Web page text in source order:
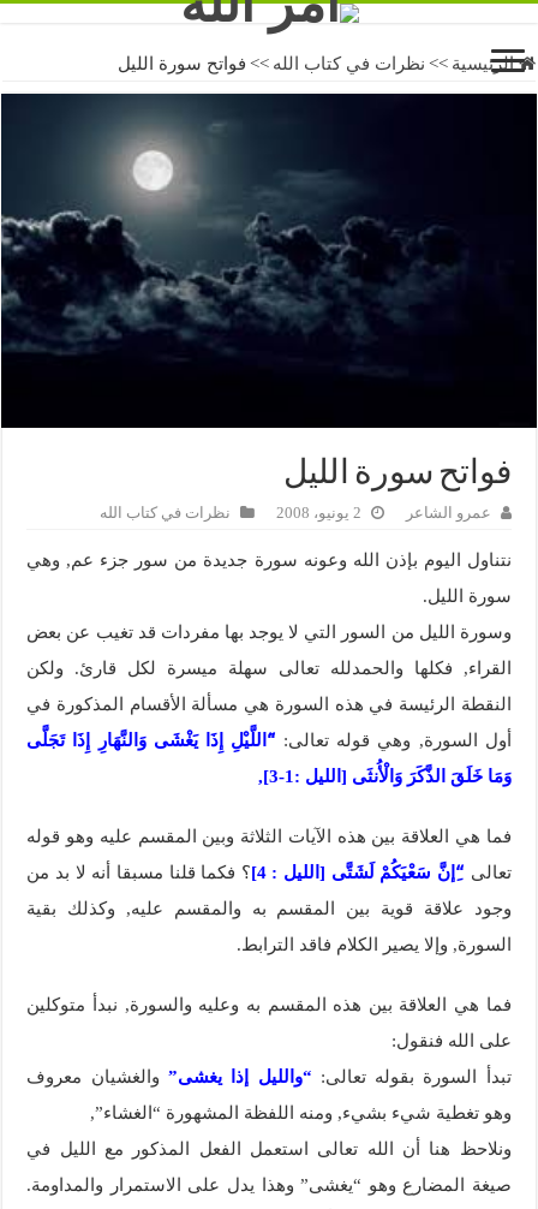
الرئيسية >> نظرات في كتاب الله >> فواتح سورة الليل
فواتح سورة الليل
عمرو الشاعر 2 يونيو، 2008 نظرات في كتاب الله
نتناول اليوم بإذن الله وعونه سورة جديدة من سور جزء عم, وهي
سورة الليل.
وسورة الليل من السور التي لا يوجد بها مفردات قد تغيب عن بعض
القراء, فكلها والحمدلله تعالى سهلة ميسرة لكل قارئ. ولكن
النقطة الرئيسة في هذه السورة هي مسألة الأقسام المذكورة في
أول السورة, وهي قوله تعالى: “َاللَّيْلِ إِذَا يَغْشَى وَالنَّهَارِ إِذَا تَجَلَّى
وَمَا خَلَقَ الذَّكَرَ وَالْأُنثَى [الليل :1-3],
فما هي العلاقة بين هذه الآيات الثلاثة وبين المقسم عليه وهو قوله
تعالى “ِإنَّ سَعْيَكُمْ لَشَتَّى [الليل : 4]
؟ فكما قلنا مسبقا أنه لا بد من
وجود علاقة قوية بين المقسم به والمقسم عليه, وكذلك بقية
السورة, وإلا يصير الكلام فاقد الترابط.
فما هي العلاقة بين هذه المقسم به وعليه والسورة, نبدأ متوكلين
على الله فنقول:
تبدأ السورة بقوله تعالى: “والليل إذا يغشى” والغشيان معروف
وهو تغطية شيء بشيء, ومنه اللفظة المشهورة “الغشاء”,
ونلاحظ هنا أن الله تعالى استعمل الفعل المذكور مع الليل في
صيغة المضارع وهو “يغشى” وهذا يدل على الاستمرار والمداومة.